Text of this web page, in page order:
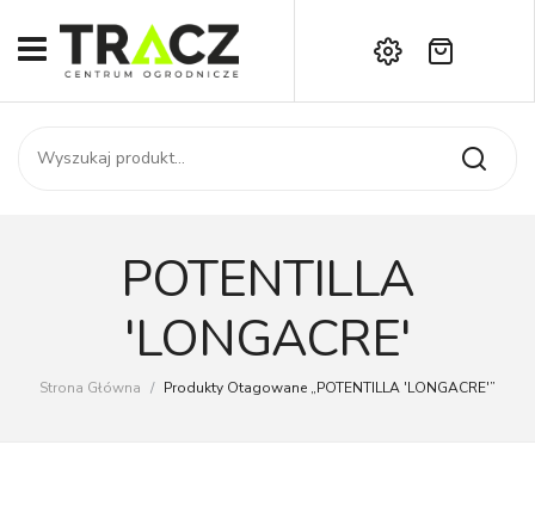
START
SKLEP
AKTUALNOŚCI
Kontakt
Brak produktów w koszyku.
POTENTILLA
'LONGACRE'
Strona Główna / Produkty Otagowane „POTENTILLA 'LONGACRE'”